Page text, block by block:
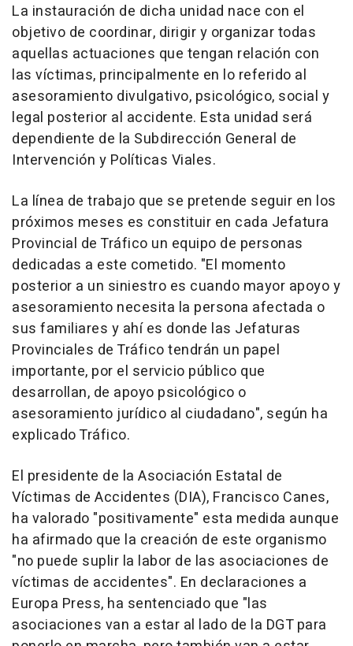
La instauración de dicha unidad nace con el
objetivo de coordinar, dirigir y organizar todas
aquellas actuaciones que tengan relación con
las víctimas, principalmente en lo referido al
asesoramiento divulgativo, psicológico, social y
legal posterior al accidente. Esta unidad será
dependiente de la Subdirección General de
Intervención y Políticas Viales.
La línea de trabajo que se pretende seguir en los
próximos meses es constituir en cada Jefatura
Provincial de Tráfico un equipo de personas
dedicadas a este cometido. "El momento
posterior a un siniestro es cuando mayor apoyo y
asesoramiento necesita la persona afectada o
sus familiares y ahí es donde las Jefaturas
Provinciales de Tráfico tendrán un papel
importante, por el servicio público que
desarrollan, de apoyo psicológico o
asesoramiento jurídico al ciudadano", según ha
explicado Tráfico.
El presidente de la Asociación Estatal de
Víctimas de Accidentes (DIA), Francisco Canes,
ha valorado "positivamente" esta medida aunque
ha afirmado que la creación de este organismo
"no puede suplir la labor de las asociaciones de
víctimas de accidentes". En declaraciones a
Europa Press, ha sentenciado que "las
asociaciones van a estar al lado de la DGT para